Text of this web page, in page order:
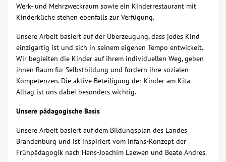
Veranstaltungen
Spenden
Mitmachen
Karriere
Glossar
Werk- und Mehrzweckraum sowie ein Kinderrestaurant mit
Kinderküche stehen ebenfalls zur Verfügung.
Unsere Arbeit basiert auf der Überzeugung, dass jedes Kind
einzigartig ist und sich in seinem eigenen Tempo entwickelt.
Wir begleiten die Kinder auf ihrem individuellen Weg, geben
ihnen Raum für Selbstbildung und fördern ihre sozialen
Kompetenzen. Die aktive Beteiligung der Kinder am Kita-
Alltag ist uns dabei besonders wichtig.
Unsere pädagogische Basis
Unsere Arbeit basiert auf dem Bildungsplan des Landes
Brandenburg und ist inspiriert vom infans-Konzept der
Frühpädagogik nach Hans-Joachim Laewen und Beate Andres.